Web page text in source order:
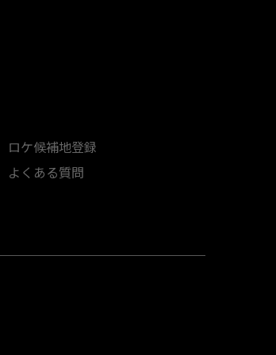
ロケ候補地登録
よくある質問